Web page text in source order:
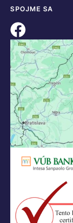
SPOJME SA